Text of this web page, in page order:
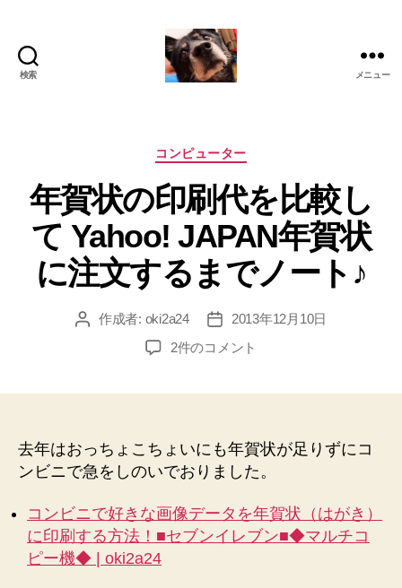
検索 メニュー
カ
ゴ
リ
ー
コンピューター
年賀状の印刷代を比較し
て Yahoo! JAPAN年賀状
に注文するまでノート♪
投 作成者: oki2a24
投
稿
2013年12月10日
年
刷
代
を
比
較
し
2件のコメント
去年はおっちょこちょいにも年賀状が足りずにコ
ンビニで急をしのいでおりました。
コンビニで好きな画像データを年賀状（はがき）
に印刷する方法！■セブンイレブン■◆マルチコ
ピー機◆ | oki2a24